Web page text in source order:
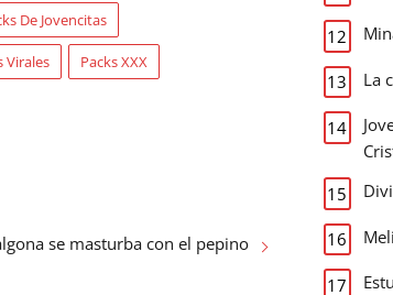
De Jovencitas
Virales Packs XXX
se masturba con el pepino
La